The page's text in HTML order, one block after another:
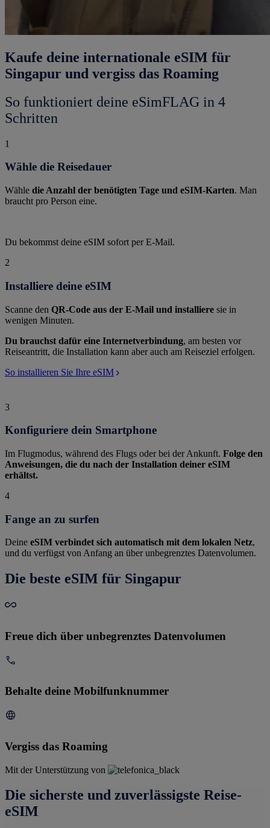
Kaufe deine internationale eSIM für
Singapur und vergiss das Roaming
So funktioniert deine eSimFLAG in 4
Schritten
1
Wähle die Reisedauer
Wähle die Anzahl der benötigten Tage und eSIM-Karten. Man
braucht pro Person eine.
Du bekommst deine eSIM sofort per E-Mail.
2
Installiere deine eSIM
Scanne den QR-Code aus der E-Mail und installiere sie in
wenigen Minuten.
Du brauchst dafür eine Internetverbindung, am besten vor
Reiseantritt, die Installation kann aber auch am Reiseziel erfolgen.
So installieren Sie Ihre eSIM
3
Konfiguriere dein Smartphone
Im Flugmodus, während des Flugs oder bei der Ankunft. Folge den
Anweisungen, die du nach der Installation deiner eSIM
erhältst.
4
Fange an zu surfen
Deine eSIM verbindet sich automatisch mit dem lokalen Netz,
und du verfügst von Anfang an über unbegrenztes Datenvolumen.
Die beste eSIM für Singapur
Freue dich über unbegrenztes Datenvolumen
Behalte deine Mobilfunknummer
Vergiss das Roaming
Mit der Unterstützung von
Die sicherste und zuverlässigste Reise-
eSIM